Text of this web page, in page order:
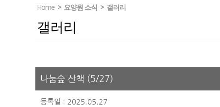
Home > 요양원 소식 > 갤러리
갤러리
나눔숲 산책 (5/27)
등록일 : 2025.05.27